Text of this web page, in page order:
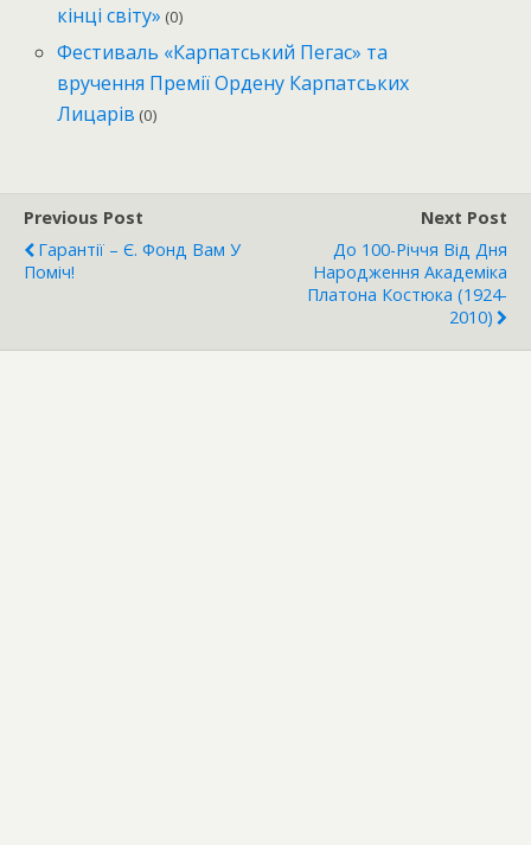
кінці світу» (0)
Фестиваль «Карпатський Пегас» та
вручення Премії Ордену Карпатських
Лицарів (0)
Previous Post
Гарантії – Є. Фонд Вам У
Поміч!
Next Post
До 100-Річчя Від Дня
Народження Академіка
Платона Костюка (1924-
2010)